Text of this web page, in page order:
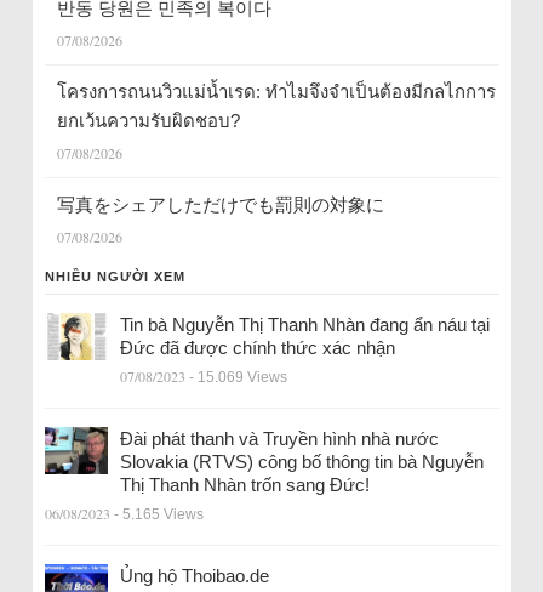
반동 당원은 민족의 복이다
07/08/2026
โครงการถนนวิวแม่น้ำเรด: ทำไมจึงจำเป็นต้องมีกลไกการ
ยกเว้นความรับผิดชอบ?
07/08/2026
写真をシェアしただけでも罰則の対象に
07/08/2026
NHIỀU NGƯỜI XEM
Tin bà Nguyễn Thị Thanh Nhàn đang ẩn náu tại
Đức đã được chính thức xác nhận
07/08/2023 - 15.069 Views
Đài phát thanh và Truyền hình nhà nước
Slovakia (RTVS) công bố thông tin bà Nguyễn
Thị Thanh Nhàn trốn sang Đức!
06/08/2023 - 5.165 Views
Ủng hộ Thoibao.de